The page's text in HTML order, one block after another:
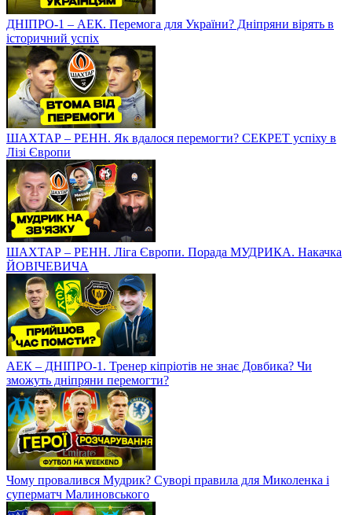
ДНІПРО-1 – АЕК. Перемога для України? Дніпряни вірять в
історичний успіх
ШАХТАР – РЕНН. Як вдалося перемогти? СЕКРЕТ успіху в
Лізі Європи
ШАХТАР – РЕНН. Ліга Європи. Порада МУДРИКА. Накачка
ЙОВІЧЕВИЧА
АЕК – ДНІПРО-1. Тренер кіпріотів не знає Довбика? Чи
зможуть дніпряни перемогти?
Чому провалився Мудрик? Суворі правила для Миколенка і
суперматч Малиновського